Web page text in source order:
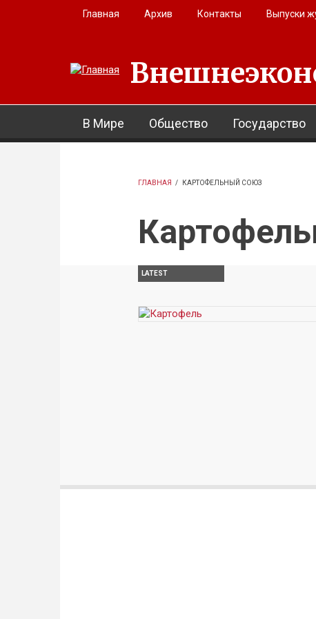
Перейти к основному содержанию
Главная Архив Контакты Выпуски
В Мире Общество Государство
ГЛАВНАЯ / КАРТОФЕЛЬНЫЙ СОЮЗ
LATEST